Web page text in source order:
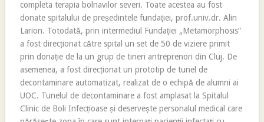
completa terapia bolnavilor severi. Toate acestea au fost
donate spitalului de președintele fundației, prof.univ.dr. Alin
Larion. Totodată, prin intermediul Fundației „Metamorphosis”
a fost direcționat către spital un set de 50 de viziere primit
prin donație de la un grup de tineri antreprenori din Cluj. De
asemenea, a fost direcționat un prototip de tunel de
decontaminare automatizat, realizat de o echipă de alumni ai
UOC. Tunelul de decontaminare a fost amplasat la Spitalul
Clinic de Boli Infecțioase și deservește personalul medical care